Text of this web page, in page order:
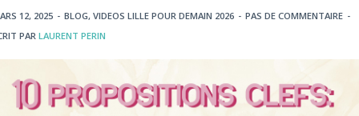
12, 2025 - BLOG, VIDEOS LILLE POUR DEMAIN 2026 - PAS DE COMMENTAIRE -
PARLAURENT PERIN